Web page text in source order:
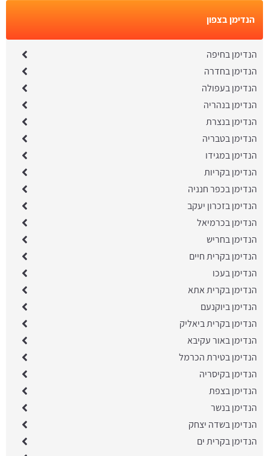
הנדימן בצפון
הנדימן בחיפה
הנדימן בחדרה
הנדימן בעפולה
הנדימן בנהריה
הנדימן בנצרת
הנדימן בטבריה
הנדימן במגידו
הנדימן בקריות
הנדימן בכפר חנניה
הנדימן בזכרון יעקב
הנדימן בכרמיאל
הנדימן בחריש
הנדימן בקרית חיים
הנדימן בעכו
הנדימן בקרית אתא
הנדימן ביוקנעם
הנדימן בקרית ביאליק
הנדימן באור עקיבא
הנדימן בטירת הכרמל
הנדימן בקיסריה
הנדימן בצפת
הנדימן בנשר
הנדימן בשדה יצחק
הנדימן בקרית ים